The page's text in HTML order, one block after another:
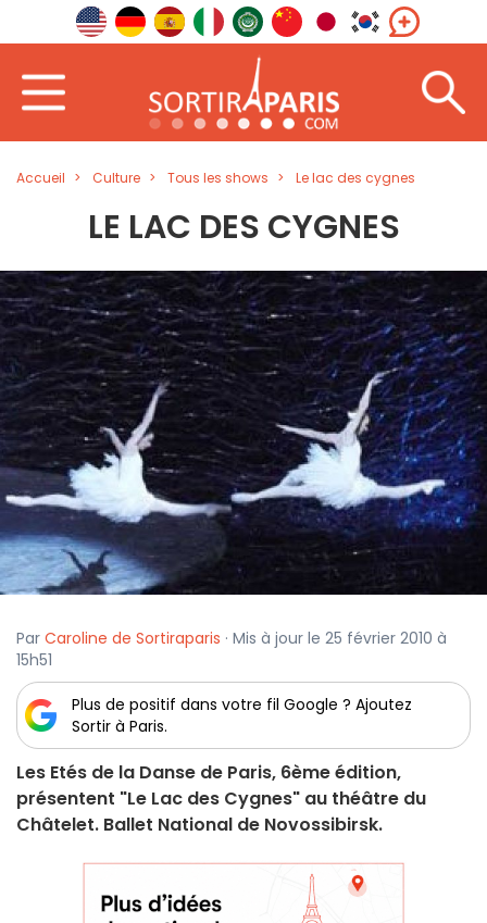
Accueil Culture Tous les shows Le lac des cygnes
LE LAC DES CYGNES
Par Caroline de Sortiraparis · Mis à jour le 25 février 2010 à
15h51
Plus de positif dans votre fil Google ? Ajoutez
Sortir à Paris.
Les Etés de la Danse de Paris, 6ème édition,
présentent "Le Lac des Cygnes" au théâtre du
Châtelet. Ballet National de Novossibirsk.